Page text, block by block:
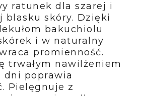
ratunek dla szarej i
blasku skóry. Dzięki
bakuchiolu
i w naturalny
promienność.
trwałym nawilżeniem
dni poprawia
Pielęgnuje z